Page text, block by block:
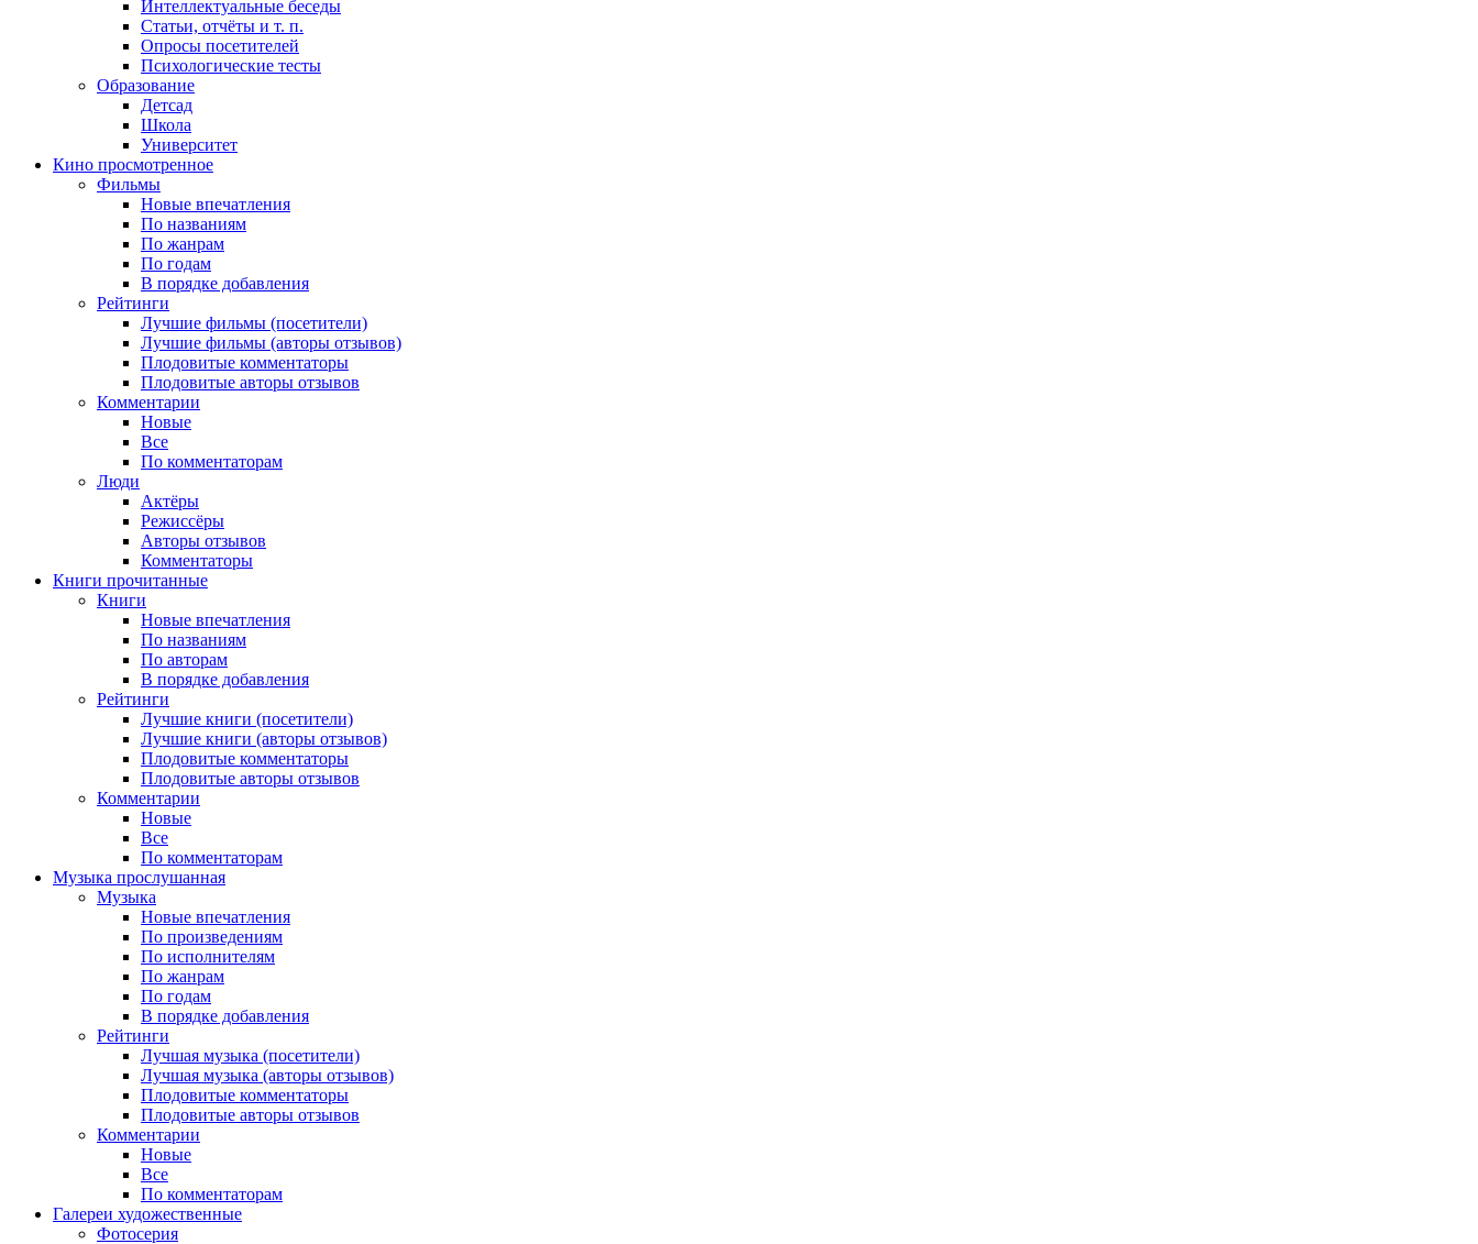
Интеллектуальные беседы
Статьи, отчёты и т. п.
Опросы посетителей
Психологические тесты
Образование
Детсад
Школа
Университет
Кино просмотренное
Фильмы
Новые впечатления
По названиям
По жанрам
По годам
В порядке добавления
Рейтинги
Лучшие фильмы (посетители)
Лучшие фильмы (авторы отзывов)
Плодовитые комментаторы
Плодовитые авторы отзывов
Комментарии
Новые
Все
По комментаторам
Люди
Актёры
Режиссёры
Авторы отзывов
Комментаторы
Книги прочитанные
Книги
Новые впечатления
По названиям
По авторам
В порядке добавления
Рейтинги
Лучшие книги (посетители)
Лучшие книги (авторы отзывов)
Плодовитые комментаторы
Плодовитые авторы отзывов
Комментарии
Новые
Все
По комментаторам
Музыка прослушанная
Музыка
Новые впечатления
По произведениям
По исполнителям
По жанрам
По годам
В порядке добавления
Рейтинги
Лучшая музыка (посетители)
Лучшая музыка (авторы отзывов)
Плодовитые комментаторы
Плодовитые авторы отзывов
Комментарии
Новые
Все
По комментаторам
Галереи художественные
Фотосерия